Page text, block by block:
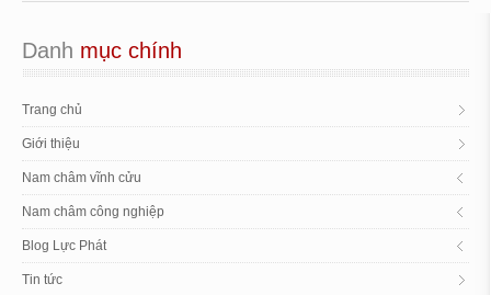
Danh mục chính
Trang chủ
Giới thiệu
Nam châm vĩnh cửu
Nam châm công nghiệp
Blog Lực Phát
Tin tức